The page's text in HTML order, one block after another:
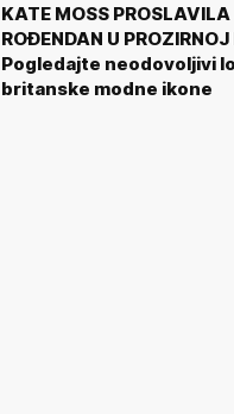
KATE MOSS
ROĐENDAN U
Pogledajte neodovoljivi
britanske modne ikone